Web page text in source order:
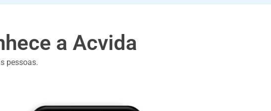
a Acvida
pessoas.